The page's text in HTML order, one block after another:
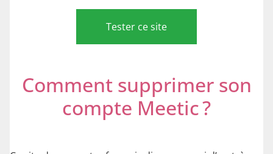
Tester ce site
Comment supprimer son
compte Meetic ?